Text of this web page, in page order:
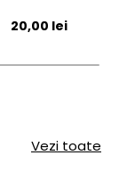
Pret initial
20,00 lei
Vezi toate